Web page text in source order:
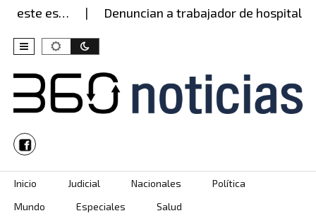
este es… Denuncian a trabajador de hospital
Skip to content
Inicio Judicial Nacionales
Política
Mundo
Especiales Salud